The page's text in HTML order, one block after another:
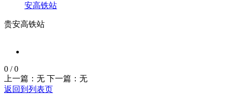
安高铁站
贵安高铁站
0 / 0
上一篇：无 下一篇：无
返回到列表页